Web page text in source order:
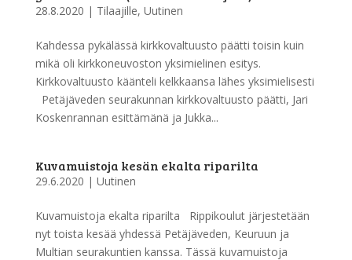
28.8.2020 | Tilaajille, Uutinen
Kahdessa pykälässä kirkkovaltuusto päätti toisin kuin
mikä oli kirkkoneuvoston yksimielinen esitys.
Kirkkovaltuusto käänteli kelkkaansa lähes yksimielisesti
Petäjäveden seurakunnan kirkkovaltuusto päätti, Jari
Koskenrannan esittämänä ja Jukka...
Kuvamuistoja kesän ekalta riparilta
29.6.2020 | Uutinen
Kuvamuistoja ekalta riparilta Rippikoulut järjestetään
nyt toista kesää yhdessä Petäjäveden, Keuruun ja
Multian seurakuntien kanssa. Tässä kuvamuistoja